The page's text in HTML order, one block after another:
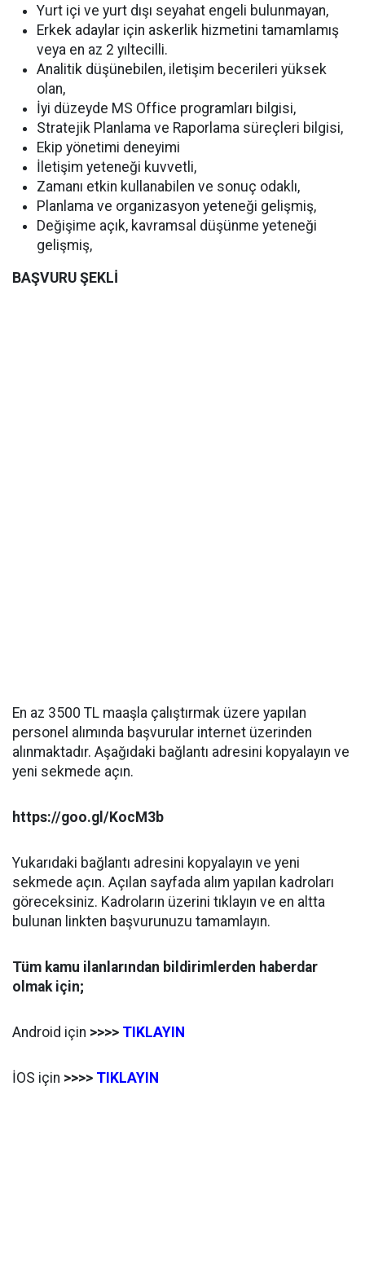
Yurt içi ve yurt dışı seyahat engeli bulunmayan,
Erkek adaylar için askerlik hizmetini tamamlamış
veya en az 2 yıltecilli.
Analitik düşünebilen, iletişim becerileri yüksek
olan,
İyi düzeyde MS Office programları bilgisi,
Stratejik Planlama ve Raporlama süreçleri bilgisi,
Ekip yönetimi deneyimi
İletişim yeteneği kuvvetli,
Zamanı etkin kullanabilen ve sonuç odaklı,
Planlama ve organizasyon yeteneği gelişmiş,
Değişime açık, kavramsal düşünme yeteneği
gelişmiş,
BAŞVURU ŞEKLİ
En az 3500 TL maaşla çalıştırmak üzere yapılan
personel alımında başvurular internet üzerinden
alınmaktadır. Aşağıdaki bağlantı adresini kopyalayın ve
yeni sekmede açın.
https://goo.gl/KocM3b
Yukarıdaki bağlantı adresini kopyalayın ve yeni
sekmede açın. Açılan sayfada alım yapılan kadroları
göreceksiniz. Kadroların üzerini tıklayın ve en altta
bulunan linkten başvurunuzu tamamlayın.
Tüm kamu ilanlarından bildirimlerden haberdar
olmak için;
Android için >>>> TIKLAYIN
İOS için >>>> TIKLAYIN